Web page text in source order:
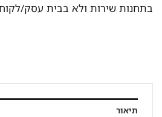
בתחנות שירות ולא בבית עסק/לקוח)
תיאור